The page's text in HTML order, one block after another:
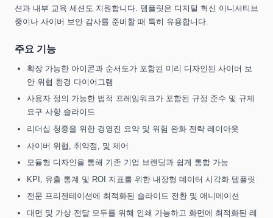
션과 내부 교육 세션도 지원합니다. 템플릿은 디지털 혁신 이니셔티브
중이나 사이버 보안 감사를 준비할 때 특히 유용합니다.
주요 기능
확장 가능한 아이콘과 순서도가 포함된 미리 디자인된 사이버 보
안 위협 환경 다이어그램
사용자 정의 가능한 법적 프레임워크가 포함된 규정 준수 및 규제
요구 사항 슬라이드
리더십 청중을 위한 경영진 요약 및 위험 완화 전략 레이아웃
사이버 위협, 취약점, 및 제어
모듈형 디자인을 통해 기존 기업 브랜딩과 쉽게 통합 가능
KPI, 유출 통계 및 ROI 지표를 위한 내장형 데이터 시각화 템플릿
전문 프리젠테이션에 최적화된 슬라이드 전환 및 애니메이션
대면 및 가상 전달 모두를 위해 인쇄 가능하고 화면에 최적화된 레